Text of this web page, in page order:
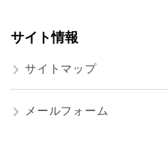
サイト情報
サイトマップ
メールフォーム